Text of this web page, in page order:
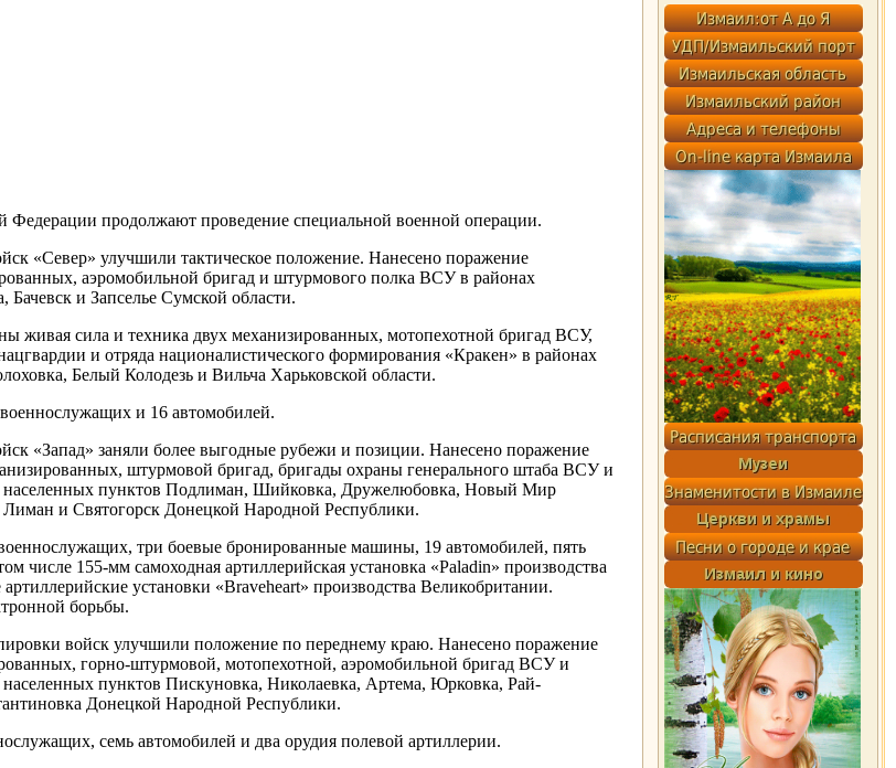
продолжают проведение специальной военной операции.
«Север» улучшили тактическое положение. Нанесено поражение
аэромобильной бригад и штурмового полка ВСУ в районах
и Запселье Сумской области.
живая сила и техника двух механизированных, мотопехотной бригад ВСУ,
и отряда националистического формирования «Кракен» в районах
Белый Колодезь и Вильча Харьковской области.
и 16 автомобилей.
«Запад» заняли более выгодные рубежи и позиции. Нанесено поражение
штурмовой бригад, бригады охраны генерального штаба ВСУ и
населенных пунктов Подлиман, Шийковка, Дружелюбовка, Новый Мир
и Святогорск Донецкой Народной Республики.
три боевые бронированные машины, 19 автомобилей, пять
числе 155-мм самоходная артиллерийская установка «Paladin» производства
установки «Braveheart» производства Великобритании.
борьбы.
войск улучшили положение по переднему краю. Нанесено поражение
горно-штурмовой, мотопехотной, аэромобильной бригад ВСУ и
пунктов Пискуновка, Николаевка, Артема, Юрковка, Рай-
Донецкой Народной Республики.
семь автомобилей и два орудия полевой артиллерии.